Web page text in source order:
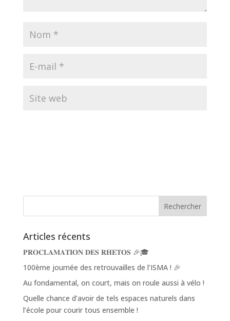
Articles récents
𝐏𝐑𝐎𝐂𝐋𝐀𝐌𝐀𝐓𝐈𝐎𝐍 𝐃𝐄𝐒 𝐑𝐇𝐄𝐓𝐎𝐒 🎉🎓
100ème journée des retrouvailles de l’ISMA ! 🎉
Au fondamental, on court, mais on roule aussi à vélo !
Quelle chance d’avoir de tels espaces naturels dans
l’école pour courir tous ensemble !